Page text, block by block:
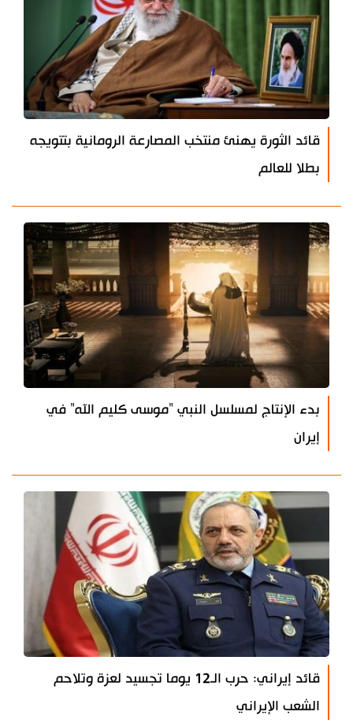
قائد الثورة يهنئ منتخب المصارعة الرومانية بتتويجه
بطلا للعالم
بدء الإنتاج لمسلسل النبي "موسى كليم الله" في
إيران
قائد إيراني: حرب الـ12 يوما تجسيد لعزة وتلاحم
الشعب الإيراني